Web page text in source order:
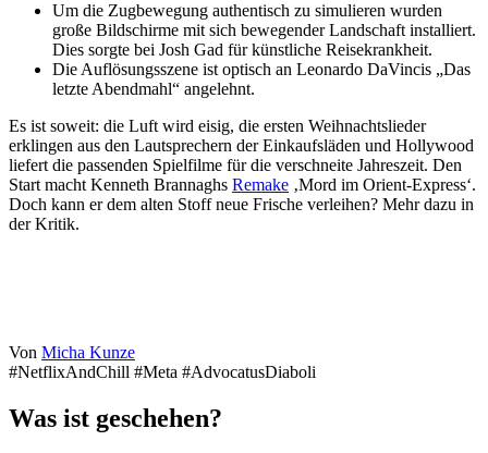
Um die Zugbewegung authentisch zu simulieren wurden
große Bildschirme mit sich bewegender Landschaft installiert.
Dies sorgte bei Josh Gad für künstliche Reisekrankheit.
Die Auflösungsszene ist optisch an Leonardo DaVincis „Das
letzte Abendmahl“ angelehnt.
Es ist soweit: die Luft wird eisig, die ersten Weihnachtslieder
erklingen aus den Lautsprechern der Einkaufsläden und Hollywood
liefert die passenden Spielfilme für die verschneite Jahreszeit. Den
Start macht Kenneth Brannaghs Remake ‚Mord im Orient-Express‘.
Doch kann er dem alten Stoff neue Frische verleihen? Mehr dazu in
der Kritik.
Von Micha Kunze
#NetflixAndChill #Meta #AdvocatusDiaboli
Was ist geschehen?